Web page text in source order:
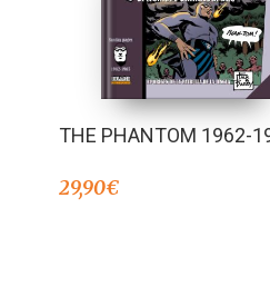
THE PHANTOM 1962-
29,90€